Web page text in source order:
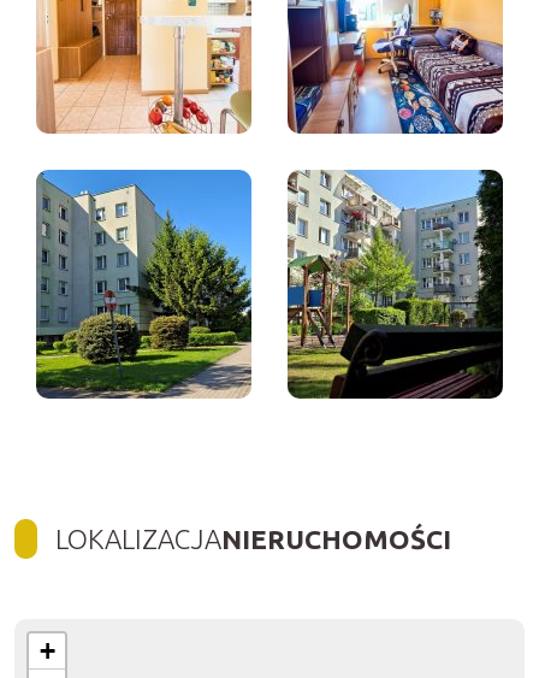
LOKALIZACJANIERUCHOMOŚCI
+